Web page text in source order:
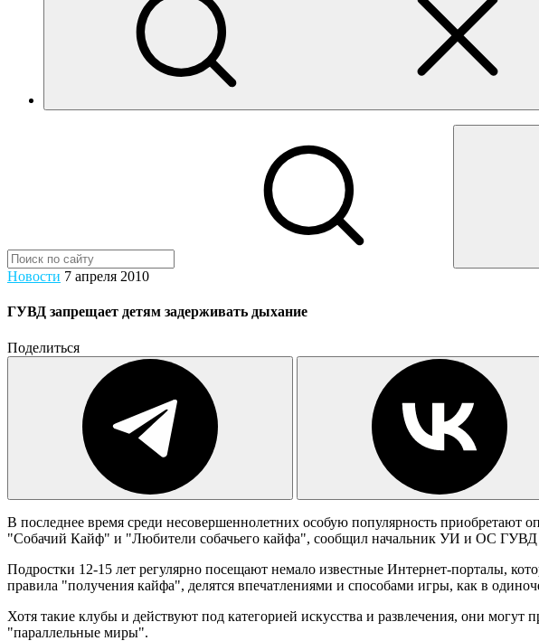
Новости 7 апреля 2010
ГУВД запрещает детям задерживать дыхание
Поделиться
В последнее время среди несовершеннолетних особую популярность
"Собачий Кайф" и "Любители собачьего кайфа", сообщил начальник УИ и ОС ГУВД
Подростки 12-15 лет регулярно посещают немало известные Интернет-порталы,
правила "получения кайфа", делятся впечатлениями и способами игры, как в
Хотя такие клубы и действуют под категорией искусства и развлечения, они
"параллельные миры".